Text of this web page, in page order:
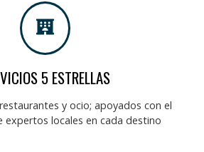
5 ESTRELLAS
y ocio; apoyados con el
expertos locales en cada destino